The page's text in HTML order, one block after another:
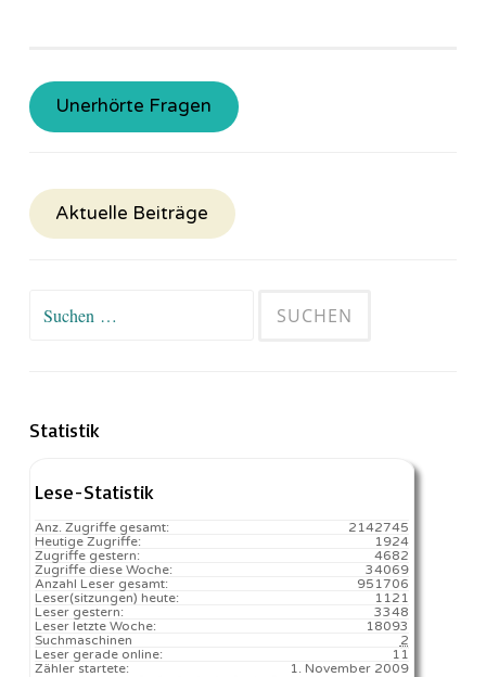
Unerhörte Fragen
Aktuelle Beiträge
Suchen
Statistik
Lese-Statistik
2142745
Anz. Zugriffe gesamt:
1924
Heutige Zugriffe:
4682
Zugriffe gestern:
34069
Zugriffe diese Woche:
951706
Anzahl Leser gesamt:
1121️
Leser(sitzungen) heute:
3348
Leser gestern:
18093️
Leser letzte Woche:
2
Suchmaschinen
11
Leser gerade online:
1. November 2009
Zähler startete: